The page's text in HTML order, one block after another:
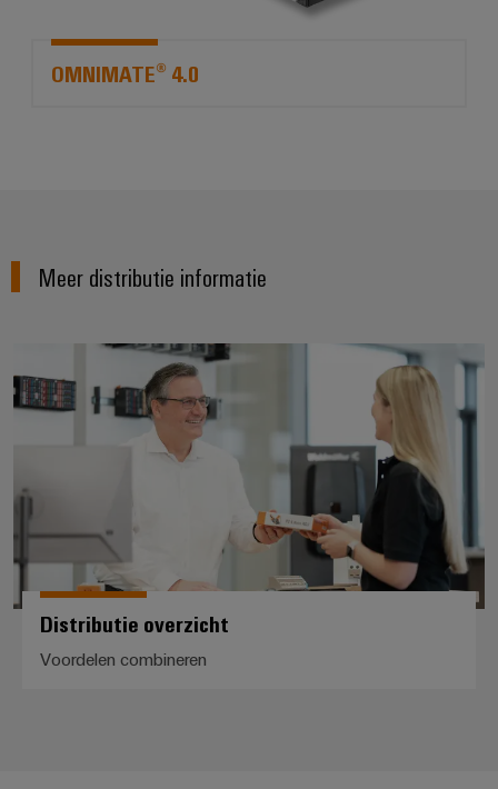
OMNIMATE® 4.0
Meer distributie informatie
Distributie overzicht
Distributie overzicht
Voordelen combineren